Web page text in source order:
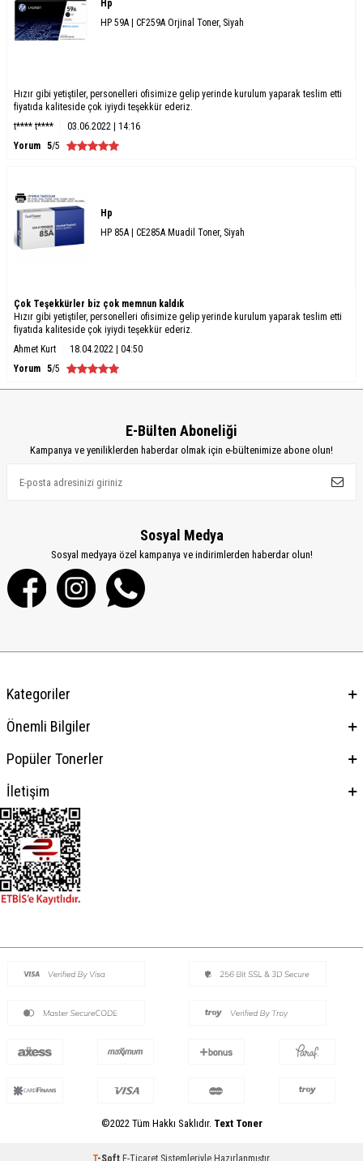
Hp
HP 59A | CF259A Orjinal Toner, Siyah
Hızır gibi yetiştiler, personelleri ofisimize gelip yerinde kurulum yaparak teslim etti
fiyatıda kaliteside çok iyiydi teşekkür ederiz.
t**** t****
03.06.2022 | 14:16
Yorum 5/5
Hp
HP 85A | CE285A Muadil Toner, Siyah
Çok Teşekkürler biz çok memnun kaldık
Hızır gibi yetiştiler, personelleri ofisimize gelip yerinde kurulum yaparak teslim etti
fiyatıda kaliteside çok iyiydi teşekkür ederiz.
Ahmet Kurt
18.04.2022 | 04:50
Yorum 5/5
E-Bülten Aboneliği
Kampanya ve yeniliklerden haberdar olmak için e-bültenimize abone olun!
Sosyal Medya
Sosyal medyaya özel kampanya ve indirimlerden haberdar olun!
Kategoriler
Önemli Bilgiler
Popüler Tonerler
İletişim
©2022 Tüm Hakkı Saklıdır. Text Toner
T-Soft E-TicaretSistemleriyle Hazırlanmıştır.